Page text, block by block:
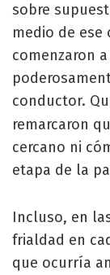
sobre
medio de
comenzaron
conductor.
remarcaron
cercano ni
etapa de la
Incluso, en
frialdad en
que ocurría